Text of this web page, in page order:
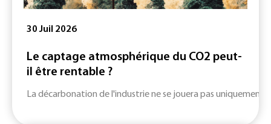
30 Juil 2026
Le captage atmosphérique du CO2 peut-
il être rentable ?
La décarbonation de l'industrie ne se jouera pas uniquement